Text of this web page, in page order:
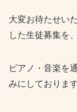
大変お待たせい
した生徒募集を
ピアノ・音楽を
みにしております